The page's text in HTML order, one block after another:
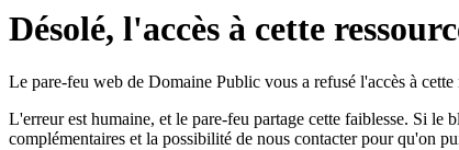
Désolé, l'accès à cette
Le pare-feu web de Domaine Public vous a refusé l'accès à
L'erreur est humaine, et le pare-feu partage cette faiblesse. Si le
complémentaires et la possibilité de nous contacter pour qu'on